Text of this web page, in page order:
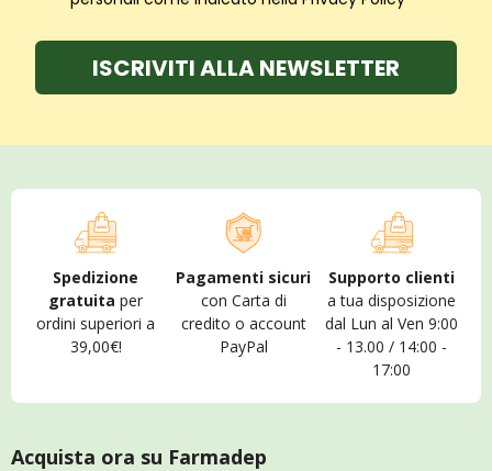
ISCRIVITI ALLA NEWSLETTER
Spedizione
gratuita per
ordini superiori a
39,00€!
Pagamenti sicuri
con Carta di
credito o account
PayPal
Supporto clienti
a tua disposizione
dal Lun al Ven 9:00
- 13.00 / 14:00 -
17:00
Acquista ora su Farmadep